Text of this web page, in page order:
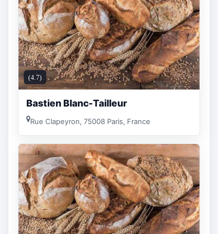
(4.7)
Bastien Blanc-Tailleur
Rue Clapeyron, 75008 Paris, France